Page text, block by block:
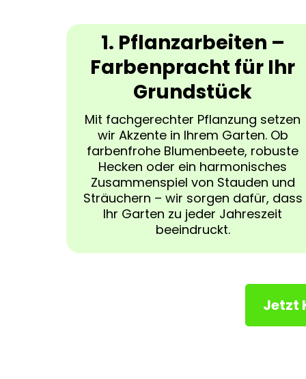
1. Pflanzarbeiten –
Farbenpracht für Ihr
Grundstück
Mit fachgerechter Pflanzung setzen
wir Akzente in Ihrem Garten. Ob
farbenfrohe Blumenbeete, robuste
Hecken oder ein harmonisches
Zusammenspiel von Stauden und
Sträuchern – wir sorgen dafür, dass
Ihr Garten zu jeder Jahreszeit
beeindruckt.
Jetzt